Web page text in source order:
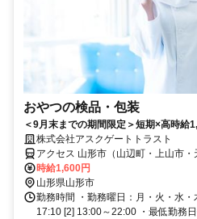
おやつの検品・包装
＜9月末までの期間限定＞短期×高時
包装！未経験歓迎の簡単軽作業♪
株式会社アスクゲートトラスト
アクセス 山形市（山辺町・上山市
好！！！
時給1,600円
山形県山形市
勤務時間 ・勤務曜日：月・火・水
17:10 [2] 13:00～22:00 ・最低勤務